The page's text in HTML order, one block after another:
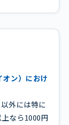
ン）におけ
外には特に
なら1000円